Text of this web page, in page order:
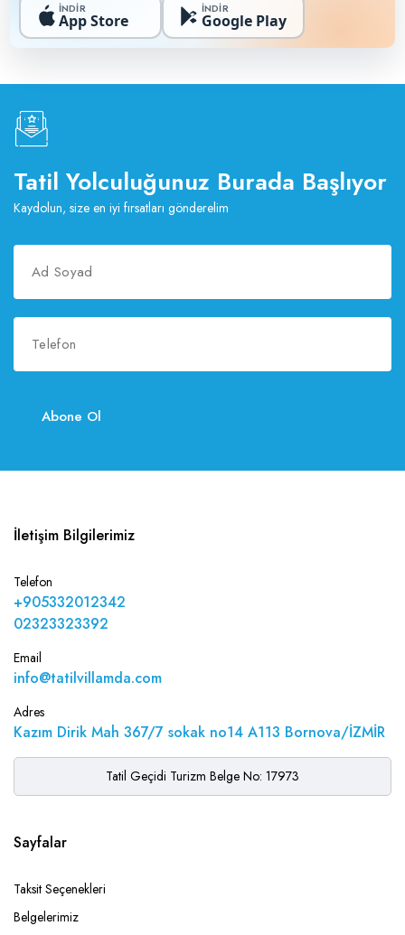
İNDİR
App Store
İNDİR
Google Play
Tatil Yolculuğunuz Burada Başlıyor
Kaydolun, size en iyi fırsatları gönderelim
Abone Ol
İletişim Bilgilerimiz
Telefon
+905332012342
02323323392
Email
info@tatilvillamda.com
Adres
Kazım Dirik Mah 367/7 sokak no14 A113 Bornova/İZMİR
Tatil Geçidi Turizm Belge No: 17973
Sayfalar
Taksit Seçenekleri
Belgelerimiz